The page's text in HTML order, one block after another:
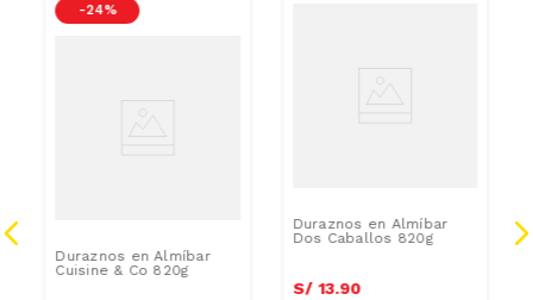
-24 %
Duraznos en Almíbar
Cuisine & Co 820g
Duraznos en Almíbar
Dos Caballos 820g
S/ 13.90